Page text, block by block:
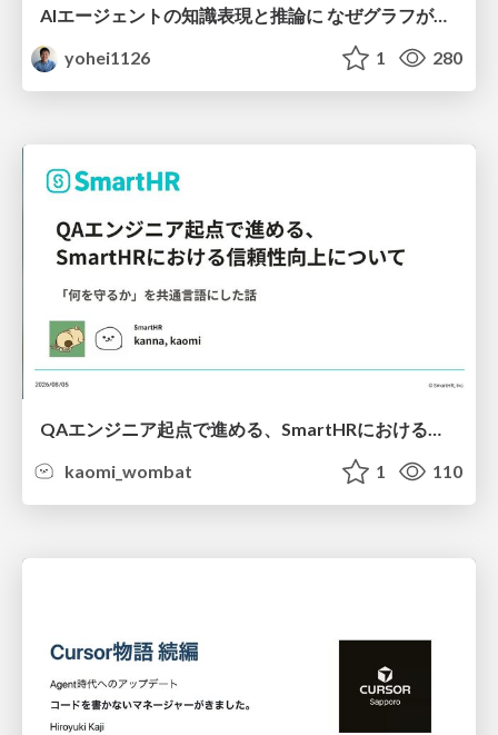
AIエージェントの知識表現と推論に なぜグラフが使われるのか - 記号的AIの復権とニューラルAIとの統合
yohei1126
1 280
QAエンジニア起点で進める、SmartHRにおける信頼性向上について
kaomi_wombat
1 110